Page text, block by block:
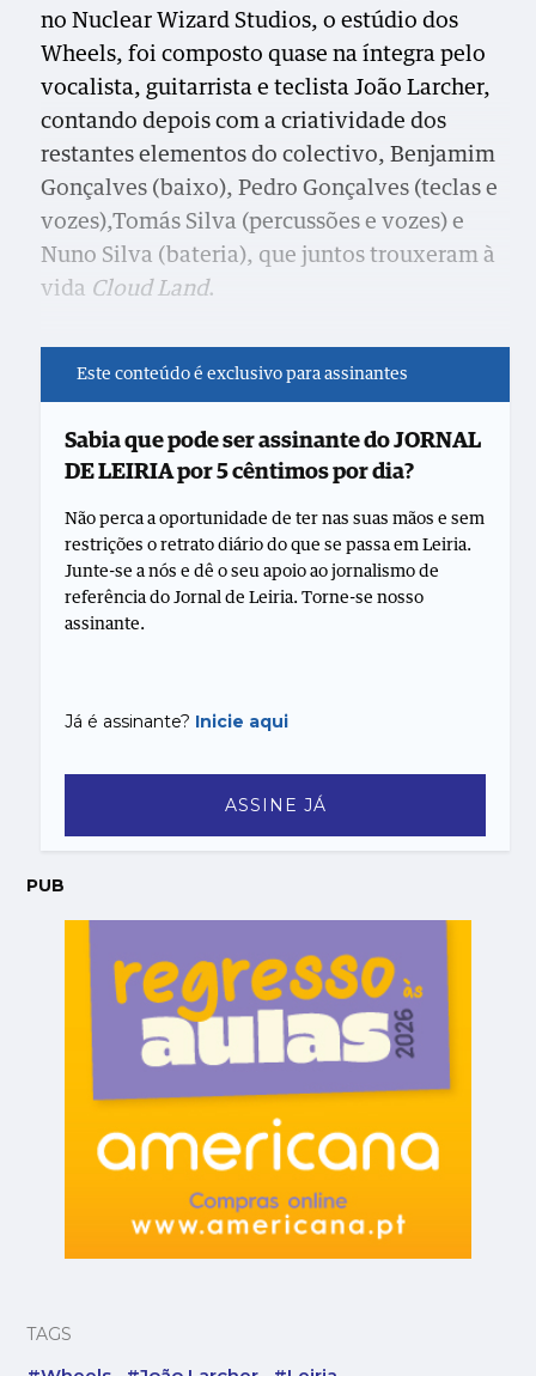
no Nuclear Wizard Studios, o estúdio dos
Wheels, foi composto quase na íntegra pelo
vocalista, guitarrista e teclista João Larcher,
contando depois com a criatividade dos
restantes elementos do colectivo, Benjamim
Gonçalves (baixo), Pedro Gonçalves (teclas e
vozes),Tomás Silva (percussões e vozes) e
Nuno Silva (bateria), que juntos trouxeram à
vida Cloud Land.
Este conteúdo é exclusivo para assinantes
Sabia que pode ser assinante do JORNAL
DE LEIRIA por 5 cêntimos por dia?
Não perca a oportunidade de ter nas suas mãos e sem
restrições o retrato diário do que se passa em Leiria.
Junte-se a nós e dê o seu apoio ao jornalismo de
referência do Jornal de Leiria. Torne-se nosso
assinante.
Já é assinante? Inicie aqui
ASSINE JÁ
PUB
TAGS